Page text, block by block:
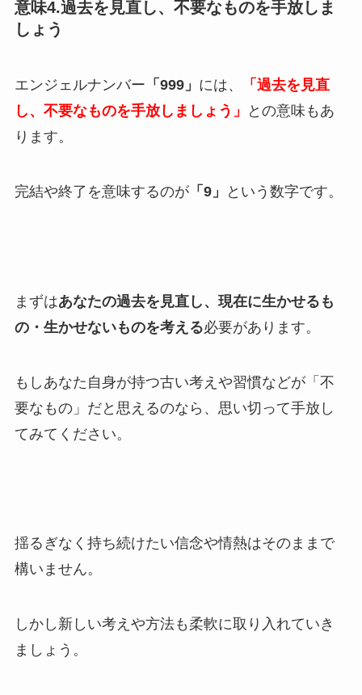
意味4.過去を見直し、不要なものを手放しま
しょう
エンジェルナンバー 「999」 には、
「過去を見直
し、不要なものを手放しましょう」
との意味もあ
ります。
完結や終了を意味するのが「9」 という数字です。
まずはあなたの過去を見直し、現在に生かせるも
の・生かせないものを考える必要があります。
もしあなた自身が持つ古い考えや習慣などが「不
要なもの」だと思えるのなら、思い切って手放し
てみてください。
揺るぎなく持ち続けたい信念や情熱はそのままで
構いません。
しかし新しい考えや方法も柔軟に取り入れていき
ましょう。